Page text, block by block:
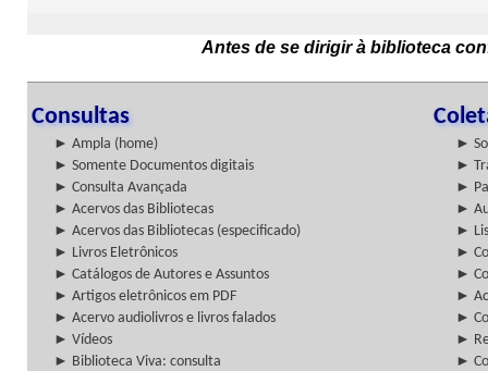
Antes de se dirigir à biblioteca
Consultas
► Ampla (home)
►
► Somente Documentos digitais
►
► Consulta Avançada
►
► Acervos das Bibliotecas
►
► Acervos das Bibliotecas (especificado)
►
► Livros Eletrônicos
►
► Catálogos de Autores e Assuntos
►
► Artigos eletrônicos em PDF
►
► Acervo audiolivros e livros falados
►
► Vídeos
►
► Biblioteca Viva: consulta
►